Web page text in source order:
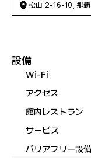
松山 2-16-10, 那
設備
Wi-Fi
アクセス
館内レストラン
サービス
バリアフリー設備